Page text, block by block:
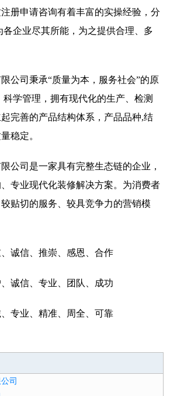
册申请咨询有着丰富的实操经验，分
各企业尽其所能，为之提供合理、多
公司秉承“质量为本，服务社会”的原
科学管理，拥有现代化的生产、检测
完善的产品结构体系，产品品种,结
稳定。
公司是一家具有完整生态链的企业，
专业现代化装修解决方案。为消费者
贴切的服务、较具竞争力的营销模
诚信、推崇、感恩、合作
诚信、专业、团队、成功
专业、精准、周全、可靠
司